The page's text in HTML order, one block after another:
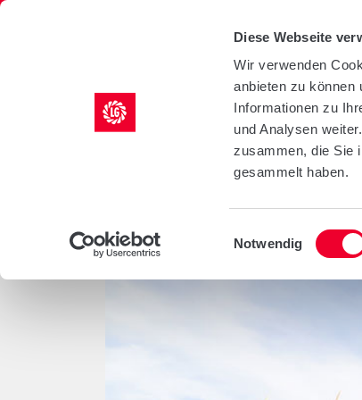
Diese Webseite
Wir verwenden
anbieten zu können
Informationen zu
und Analysen
zusammen, die Sie
gesammelt haben.
Einwilligungsauswahl
Notwendig
KULTUREN
/ Mais / Sorten / LG
LG 31.224